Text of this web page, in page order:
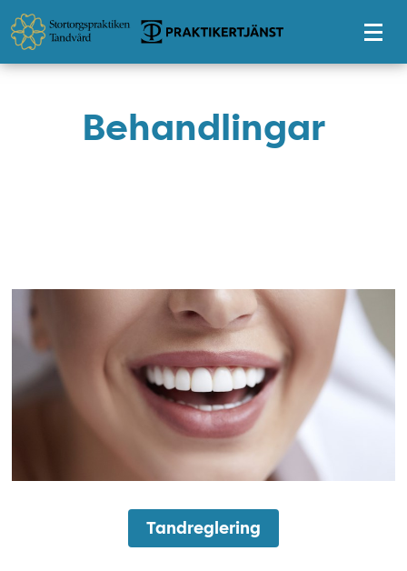
Tillgänglighetsmeny
Behandlingar
tandreglering
Tandreglering